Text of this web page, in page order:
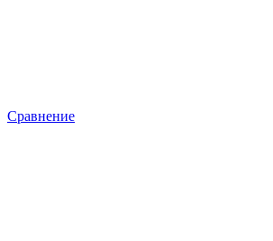
Сравнение